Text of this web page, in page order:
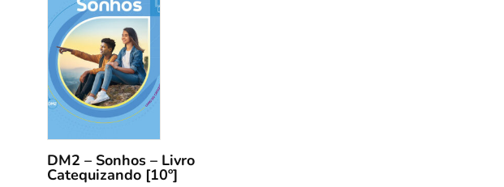
DM2 – Sonhos – Livro
Catequizando [10º]